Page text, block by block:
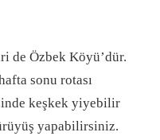
de Özbek Köyü’dür.
sonu rotası
keşkek yiyebilir
yapabilirsiniz.